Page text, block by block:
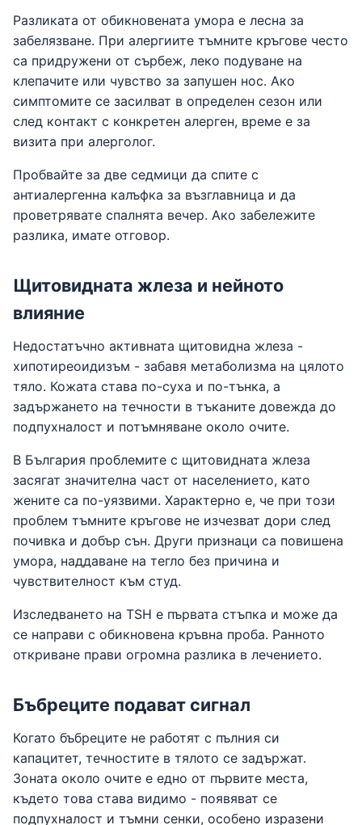
Разликата от обикновената умора е лесна за
забелязване. При алергиите тъмните кръгове често
са придружени от сърбеж, леко подуване на
клепачите или чувство за запушен нос. Ако
симптомите се засилват в определен сезон или
след контакт с конкретен алерген, време е за
визита при алерголог.
Пробвайте за две седмици да спите с
антиалергенна калъфка за възглавница и да
проветрявате спалнята вечер. Ако забележите
разлика, имате отговор.
Щитовидната жлеза и нейното
влияние
Недостатъчно активната щитовидна жлеза -
хипотиреоидизъм - забавя метаболизма на цялото
тяло. Кожата става по-суха и по-тънка, а
задържането на течности в тъканите довежда до
подпухналост и потъмняване около очите.
В България проблемите с щитовидната жлеза
засягат значителна част от населението, като
жените са по-уязвими. Характерно е, че при този
проблем тъмните кръгове не изчезват дори след
почивка и добър сън. Други признаци са повишена
умора, наддаване на тегло без причина и
чувствителност към студ.
Изследването на TSH е първата стъпка и може да
се направи с обикновена кръвна проба. Ранното
откриване прави огромна разлика в лечението.
Бъбреците подават сигнал
Когато бъбреците не работят с пълния си
капацитет, течностите в тялото се задържат.
Зоната около очите е едно от първите места,
където това става видимо - появяват се
подпухналост и тъмни сенки, особено изразени